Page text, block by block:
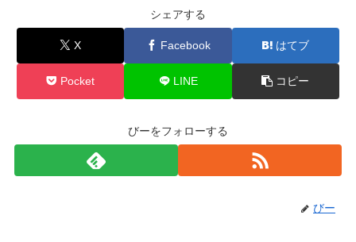
シェアする
X Facebook はてブ
Pocket LINE コピー
びーをフォローする
びー